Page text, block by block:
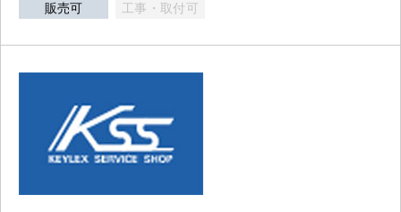
販売可 工事・取付可